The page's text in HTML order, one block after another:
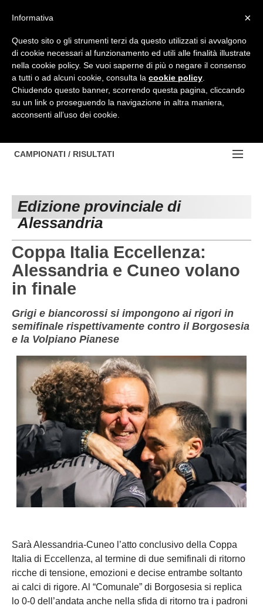
HOME
BACHECA
PROVINCE
TORINO
PINEROLO
CUNEO
ALESSANDRIA
NOVARA
ASTI
BIELLA
VERCELLI
VERBANO-CUSIO-OSSOIA
AOSTA
Carica la tua Rosa
NOTIZIE:
APPROFONDIMENTO
NAZIONALI
DILETTANTI
GIOVANILI
SCUOLA CALCIO
EVENTI
SHOP
CAMPIONATI / RISULTATI
NAZIONALI
REGIONALI
Edizione provinciale di
Alessandria
Coppa Italia Eccellenza:
Alessandria e Cuneo volano
in finale
Grigi e biancorossi si impongono ai rigori in
semifinale rispettivamente contro il Borgosesia
e la Volpiano Pianese
Sarà Alessandria-Cuneo l’atto conclusivo della Coppa
Italia di Eccellenza, al termine di due semifinali di ritorno
ricche di tensione, emozioni e decise entrambe soltanto
ai calci di rigore. Al “Comunale” di Borgosesia si replica
lo 0-0 dell’andata anche nella sfida di ritorno tra i padroni
×
Informativa
Questo sito o gli strumenti terzi da questo utilizzati si avvalgono
di cookie necessari al funzionamento ed utili alle finalità illustrate
nella cookie policy. Se vuoi saperne di più o negare il consenso
a tutti o ad alcuni cookie, consulta la cookie policy
Chiudendo questo banner, scorrendo questa pagina, cliccando
su un link o proseguendo la navigazione in altra maniera,
acconsenti all’uso dei cookie.